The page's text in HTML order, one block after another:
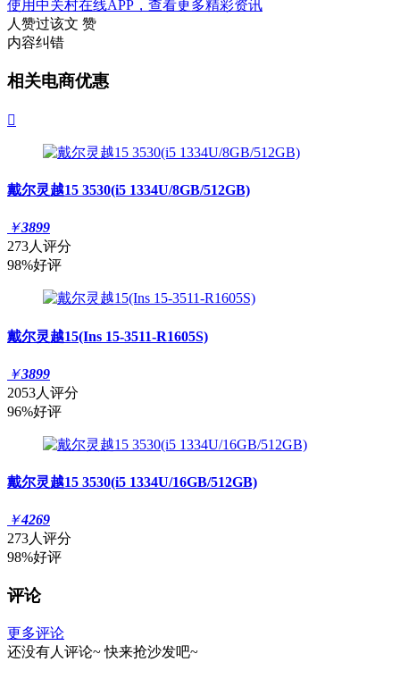
使用中关村在线APP，查看更多精彩资讯
人赞过该文 赞
内容纠错
相关电商优惠

戴尔灵越15 3530(i5 1334U/8GB/512GB)
￥3899
273人评分
98%好评
戴尔灵越15(Ins 15-3511-R1605S)
￥3899
2053人评分
96%好评
戴尔灵越15 3530(i5 1334U/16GB/512GB)
￥4269
273人评分
98%好评
评论
更多评论
还没有人评论~ 快来抢沙发吧~